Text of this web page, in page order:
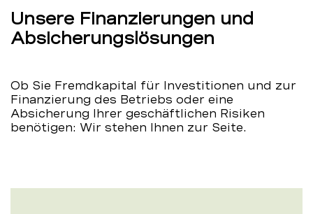
Unsere Finanzierungen und
Absicherungslösungen
Ob Sie Fremdkapital für Investitionen und zur
Finanzierung des Betriebs oder eine
Absicherung Ihrer geschäftlichen Risiken
benötigen: Wir stehen Ihnen zur Seite.